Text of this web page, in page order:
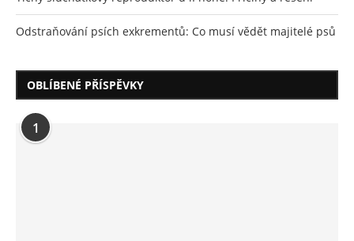
Odstraňování psích exkrementů: Co musí vědět majitelé psů
OBLÍBENÉ PŘÍSPĚVKY
1